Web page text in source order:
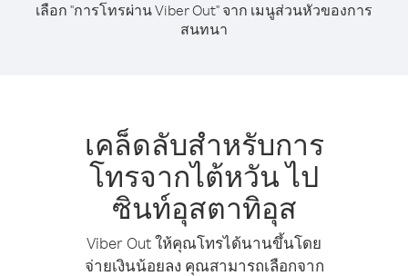
เลือก "การโทรผ่าน Viber Out" จาก เมนูส่วนหัวของการ
สนทนา
เคล็ดลับสำหรับการ
โทรจากไต้หวัน ไป
ซินท์อุสตาทิอุส
Viber Out ให้คุณโทรได้นานขึ้นโดย
จ่ายเงินน้อยลง คุณสามารถเลือกจาก